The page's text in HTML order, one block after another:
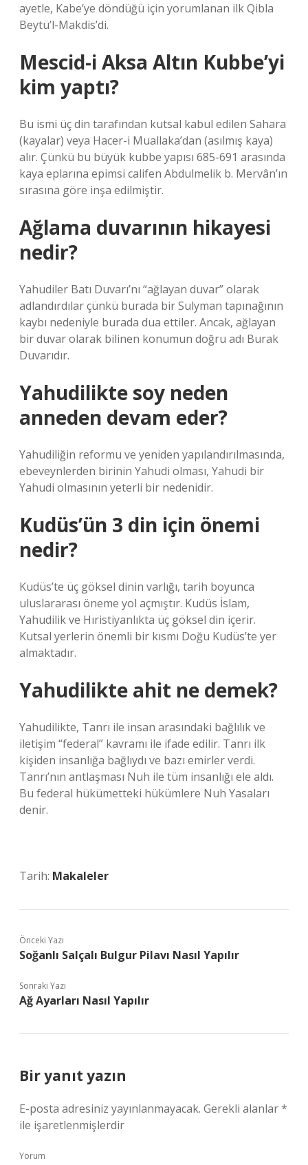
ayetle, Kabe’ye döndüğü için yorumlanan ilk Qibla
Beytü’l-Makdis’di.
Mescid-i Aksa Altın Kubbe’yi
kim yaptı?
Bu ismi üç din tarafından kutsal kabul edilen Sahara
(kayalar) veya Hacer-i Muallaka’dan (asılmış kaya)
alır. Çünkü bu büyük kubbe yapısı 685-691 arasında
kaya eplarına epimsi califen Abdulmelik b. Mervân’ın
sırasına göre inşa edilmiştir.
Ağlama duvarının hikayesi
nedir?
Yahudiler Batı Duvarı’nı “ağlayan duvar” olarak
adlandırdılar çünkü burada bir Sulyman tapınağının
kaybı nedeniyle burada dua ettiler. Ancak, ağlayan
bir duvar olarak bilinen konumun doğru adı Burak
Duvarıdır.
Yahudilikte soy neden
anneden devam eder?
Yahudiliğin reformu ve yeniden yapılandırılmasında,
ebeveynlerden birinin Yahudi olması, Yahudi bir
Yahudi olmasının yeterli bir nedenidir.
Kudüs’ün 3 din için önemi
nedir?
Kudüs’te üç göksel dinin varlığı, tarih boyunca
uluslararası öneme yol açmıştır. Kudüs İslam,
Yahudilik ve Hıristiyanlıkta üç göksel din içerir.
Kutsal yerlerin önemli bir kısmı Doğu Kudüs’te yer
almaktadır.
Yahudilikte ahit ne demek?
Yahudilikte, Tanrı ile insan arasındaki bağlılık ve
iletişim “federal” kavramı ile ifade edilir. Tanrı ilk
kişiden insanlığa bağlıydı ve bazı emirler verdi.
Tanrı’nın antlaşması Nuh ile tüm insanlığı ele aldı.
Bu federal hükümetteki hükümlere Nuh Yasaları
denir.
Tarih: Makaleler
Önceki Yazı
Soğanlı Salçalı Bulgur Pilavı Nasıl Yapılır
Sonraki Yazı
Ağ Ayarları Nasıl Yapılır
Bir yanıt yazın
E-posta adresiniz yayınlanmayacak. Gerekli alanlar*
ile işaretlenmişlerdir
Yorum